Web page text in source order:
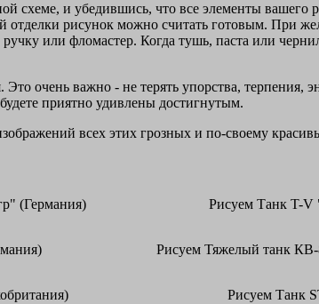
схеме, и убедившись, что все элементы вашего
рисунок можно считать готовым. При
или фломастер. Когда тушь, паста или
очень важно - не терять упорства, терпения,
приятно удивлены достигнутым.
всех этих грозных и по-своему
(Германия) Рисуем Танк T-V
Рисуем Тяжелый танк
Рисуем Танк